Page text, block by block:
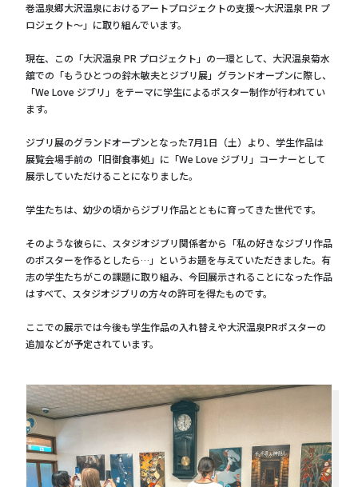
巻温泉郷大沢温泉におけるアートプロジェクトの支援〜大沢温泉 PR プ
ロジェクト〜」に取り組んでいます。
現在、この「大沢温泉 PR プロジェクト」の一環として、大沢温泉菊水
舘での「もうひとつの鈴木敏夫とジブリ展」グランドオープンに際し、
「We Love ジブリ」をテーマに学生によるポスター制作が行われてい
ます。
ジブリ展のグランドオープンとなった7月1日（土）より、学生作品は
展覧会場手前の「旧御食事処」に「We Love ジブリ」コーナーとして
展示していただけることになりました。
学生たちは、幼少の頃からジブリ作品とともに育ってきた世代です。
そのような彼らに、スタジオジブリ関係者から「私の好きなジブリ作品
のポスターを作るとしたら…」というお題を与えていただきました。有
志の学生たちがこの課題に取り組み、今回展示されることになった作品
はすべて、スタジオジブリの方々の許可を得たものです。
ここでの展示では今後も学生作品の入れ替えや大沢温泉PRポスターの
追加などが予定されています。